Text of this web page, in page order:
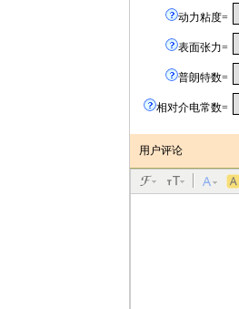
动力粘度=
表面张力=
普朗特数=
相对介电常数=
用户评论